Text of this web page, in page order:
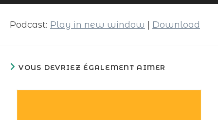
audio
Podcast: Play in new window Download
VOUS DEVRIEZ ÉGALEMENT AIMER